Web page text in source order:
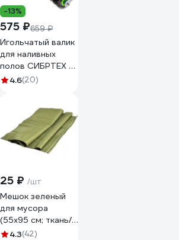
-13%
575 ₽659 ₽
Игольчатый валик
для наливных
полов СИБРТЕХ с
рамой, острая
4.6(20)
25 ₽ /шт
Мешок зеленый
для мусора
(55x95 см; ткань/
полипропилен) ON
4.3(42)